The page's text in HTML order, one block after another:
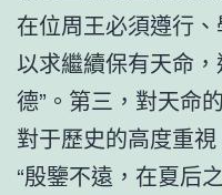
在位周王必須遵行
以求繼續保有天命
德”。第三，對天命
對于歷史的高度重視
“殷鑒不遠，在夏后